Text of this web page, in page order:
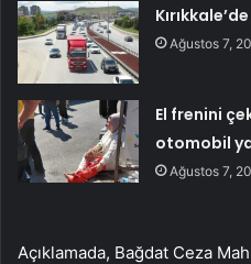
Ağustos 7,
El frenini
otomobil
Ağustos 7,
Açıklamada, Bağdat Ceza